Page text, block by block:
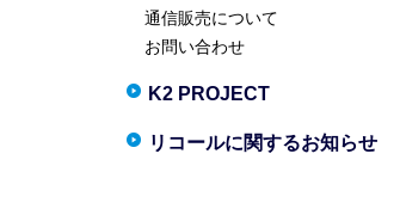
通信販売について
お問い合わせ
K2 PROJECT
リコールに関するお知らせ